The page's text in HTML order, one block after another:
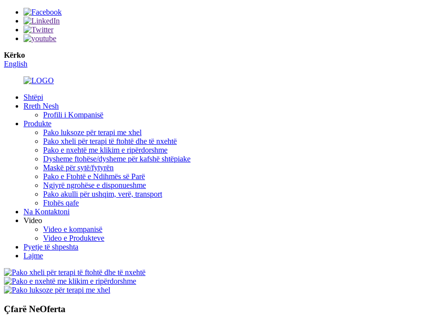
Kërko
English
Shtëpi
Rreth Nesh
Profili i Kompanisë
Produkte
Pako luksoze për terapi me xhel
Pako xheli për terapi të ftohtë dhe të nxehtë
Pako e nxehtë me klikim e ripërdorshme
Dysheme ftohëse/dysheme për kafshë shtëpiake
Maskë për sytë/fytyrën
Pako e Ftohtë e Ndihmës së Parë
Ngjyrë ngrohëse e disponueshme
Pako akulli për ushqim, verë, transport
Ftohës qafe
Na Kontaktoni
Video
Video e kompanisë
Video e Produkteve
Pyetje të shpeshta
Lajme
Çfarë NeOferta